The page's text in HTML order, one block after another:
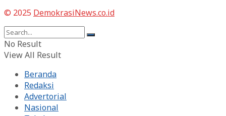
© 2025 DemokrasiNews.co.id
No Result
View All Result
Beranda
Redaksi
Advertorial
Nasional